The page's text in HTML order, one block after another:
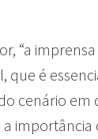
“a
que é
cenário em
importância